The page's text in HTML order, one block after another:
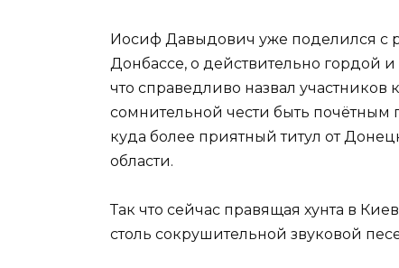
Иосиф Давыдович уже поделился с
Донбассе, о действительно гордой
что справедливо назвал
сомнительной чести быть почётным
куда более приятный титул от
области.
Так что сейчас правящая хунта в
столь сокрушительной звуковой